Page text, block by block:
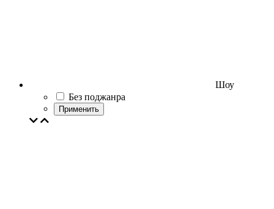
Шоу
Без поджанра
Применить